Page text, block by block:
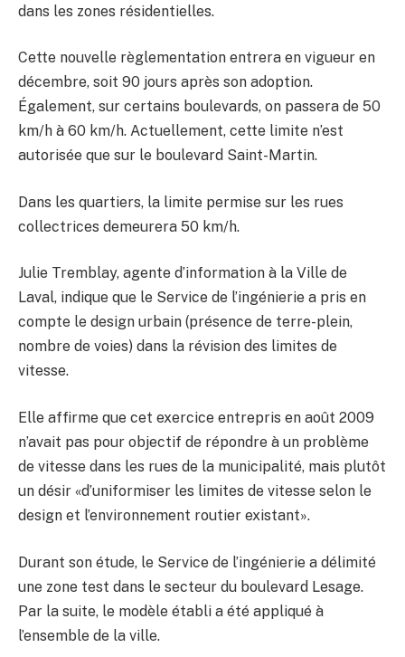
dans les zones résidentielles.
Cette nouvelle règlementation entrera en vigueur en
décembre, soit 90 jours après son adoption.
Également, sur certains boulevards, on passera de 50
km/h à 60 km/h. Actuellement, cette limite n’est
autorisée que sur le boulevard Saint-Martin.
Dans les quartiers, la limite permise sur les rues
collectrices demeurera 50 km/h.
Julie Tremblay, agente d’information à la Ville de
Laval, indique que le Service de l’ingénierie a pris en
compte le design urbain (présence de terre-plein,
nombre de voies) dans la révision des limites de
vitesse.
Elle affirme que cet exercice entrepris en août 2009
n’avait pas pour objectif de répondre à un problème
de vitesse dans les rues de la municipalité, mais plutôt
un désir «d’uniformiser les limites de vitesse selon le
design et l’environnement routier existant».
Durant son étude, le Service de l’ingénierie a délimité
une zone test dans le secteur du boulevard Lesage.
Par la suite, le modèle établi a été appliqué à
l’ensemble de la ville.